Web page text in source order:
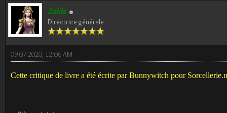
Zelda
Directrice générale
09-07-2020, 12:06 AM
Cette critique de livre a été écrite par Bunnywitch pour